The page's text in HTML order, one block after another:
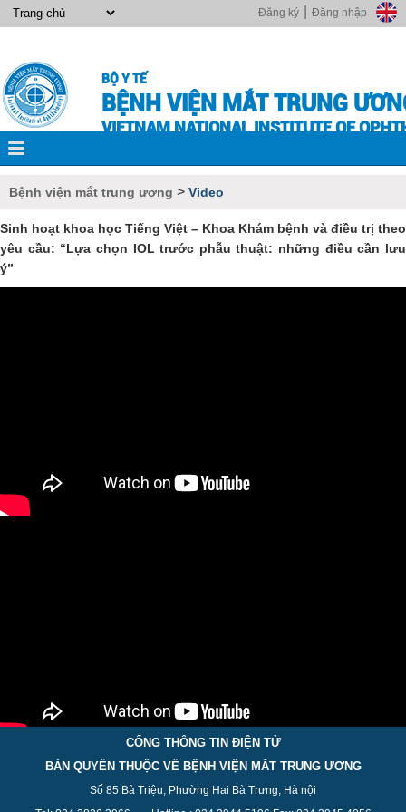
Đăng nhập
Đăng ký
BỘ Y TẾ
BỆNH VIỆN MẮT TRUNG
VIETNAM NATIONAL INSTITUTE OF
Bệnh viện mắt trung ương > Video
Sinh hoạt khoa học Tiếng Việt – Khoa Khám bệnh và điều trị theo
yêu cầu: “Lựa chọn IOL trước phẫu thuật: những điều cần lưu
ý”
CỔNG THÔNG TIN ĐIỆN TỬ
BẢN QUYỀN THUỘC VỀ BỆNH VIỆN MẮT TRUNG ƯƠNG
Số 85 Bà Triệu, Phường Hai Bà Trưng, Hà nội